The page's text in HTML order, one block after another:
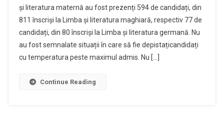
și literatura maternă au fost prezenți 594 de candidați, din
811 înscriși la Limba și literatura maghiară, respectiv 77 de
candidați, din 80 înscriși la Limba și literatura germană. Nu
au fost semnalate situații în care să fie depistațicandidați
cu temperatura peste maximul admis. Nu […]
Continue Reading